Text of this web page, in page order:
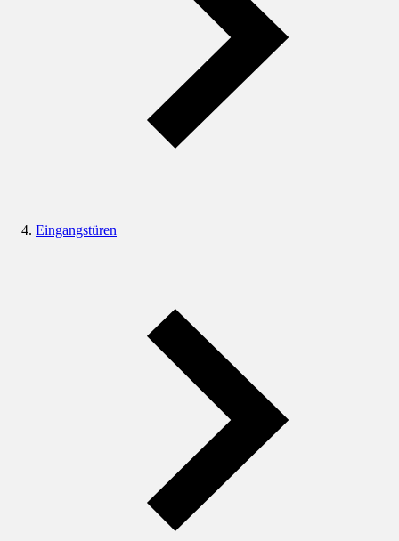
Eingangstüren